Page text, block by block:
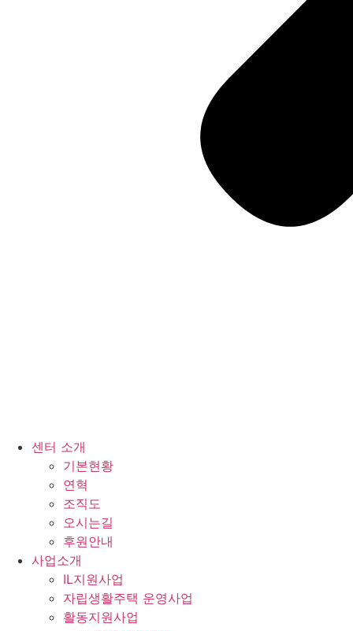
센터 소개
기본현황
연혁
조직도
오시는길
후원안내
사업소개
IL지원사업
자립생활주택 운영사업
활동지원사업